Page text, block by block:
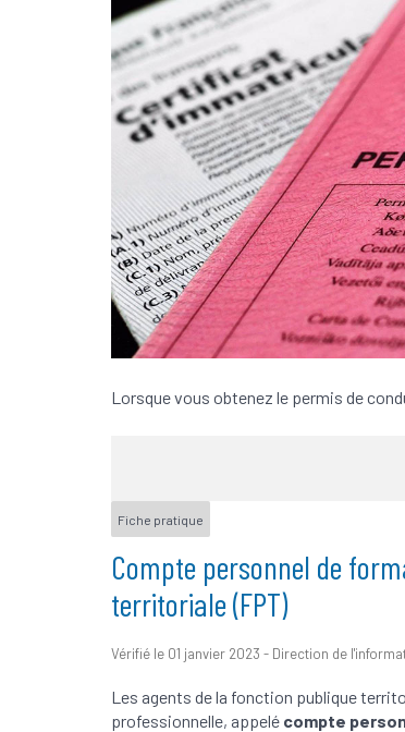
Lorsque vous obtenez le permis de
Fiche pratique
Compte personnel de
territoriale (FPT)
Vérifié le 01 janvier 2023 - Direction de
Les agents de la fonction publique
professionnelle, appelé compte